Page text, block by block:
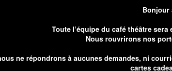
Bonjour
Toute l’équipe du café théâtre
Nous rouvrirons nos
ne répondrons à aucunes demandes, ni
cartes